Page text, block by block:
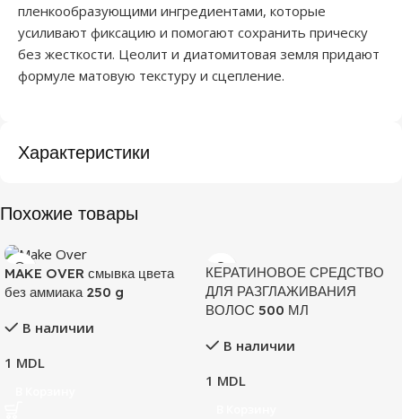
пленкообразующими ингредиентами, которые
усиливают фиксацию и помогают сохранить прическу
без жесткости. Цеолит и диатомитовая земля придают
формуле матовую текстуру и сцепление.
Характеристики
Похожие товары
MAKE OVER смывка цвета
без аммиака 250 g
В наличии
1 MDL
КЕРАТИНОВОЕ СРЕДСТВО
ДЛЯ РАЗГЛАЖИВАНИЯ
ВОЛОС 500 МЛ
В наличии
1 MDL